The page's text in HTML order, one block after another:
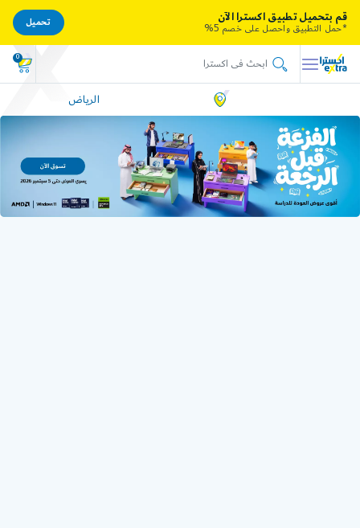
0
الرياض
قم بتحميل تطبيق اكسترا الآن
*حمل التطبيق واحصل على خصم 5%
تحميل